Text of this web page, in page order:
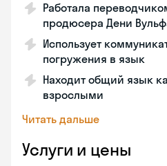
Работала
продюсера Дени
Использует
погружения в язык
Находит общий язык
взрослыми
Читать дальше
Услуги и цены